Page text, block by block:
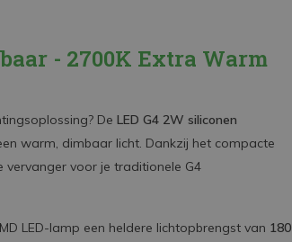
- 2700K Extra Warm
De LED G4 2W siliconen
warm, dimbaar licht. Dankzij het compacte
voor je traditionele G4
LED-lamp een heldere lichtopbrengst van 180